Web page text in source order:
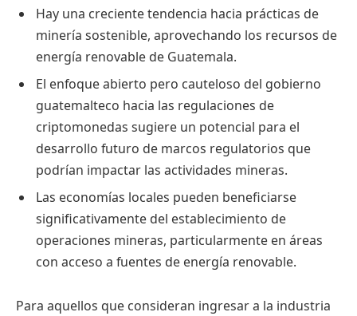
Hay una creciente tendencia hacia prácticas de
minería sostenible, aprovechando los recursos de
energía renovable de Guatemala.
El enfoque abierto pero cauteloso del gobierno
guatemalteco hacia las regulaciones de
criptomonedas sugiere un potencial para el
desarrollo futuro de marcos regulatorios que
podrían impactar las actividades mineras.
Las economías locales pueden beneficiarse
significativamente del establecimiento de
operaciones mineras, particularmente en áreas
con acceso a fuentes de energía renovable.
Para aquellos que consideran ingresar a la industria